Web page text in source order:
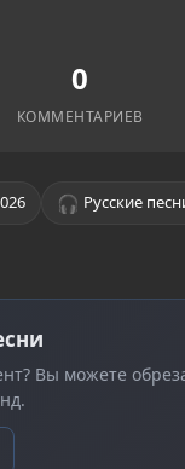
0
КОММЕНТАРИЕВ
🎧 Русские
Вы можете